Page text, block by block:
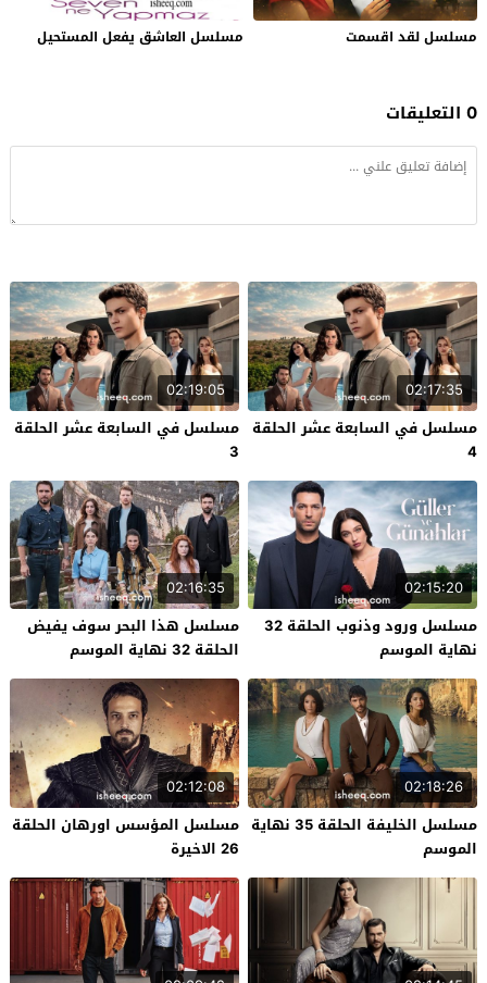
مسلسل لقد اقسمت مسلسل العاشق يفعل المستحيل
0 التعليقات
02:17:35
مسلسل في السابعة عشر الحلقة
4
02:19:05
مسلسل في السابعة عشر الحلقة
3
02:15:20
مسلسل ورود وذنوب الحلقة 32
نهاية الموسم
02:16:35
مسلسل هذا البحر سوف يفيض
الحلقة 32 نهاية الموسم
02:18:26
مسلسل الخليفة الحلقة 35 نهاية
الموسم
02:12:08
مسلسل المؤسس اورهان الحلقة
26 الاخيرة